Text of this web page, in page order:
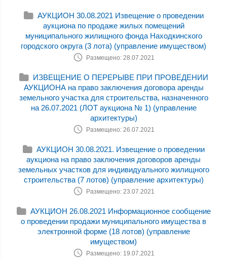
АУКЦИОН 30.08.2021 Извещение о проведении
аукциона по продаже жилых помещений
муниципального жилищного фонда Находкинского
городского округа (3 лота) (управление имуществом)
Размещено: 28.07.2021
ИЗВЕЩЕНИЕ О ПЕРЕРЫВЕ ПРИ ПРОВЕДЕНИИ
АУКЦИОНА на право заключения договора аренды
земельного участка для строительства, назначенного
на 26.07.2021 (ЛОТ аукциона № 1) (управление
архитектуры)
Размещено: 26.07.2021
АУКЦИОН 30.08.2021. Извещение о проведении
аукциона на право заключения договоров аренды
земельных участков для индивидуального жилищного
строительства (7 лотов) (управление архитектуры)
Размещено: 23.07.2021
АУКЦИОН 26.08.2021 Информационное сообщение
о проведении продажи муниципального имущества в
электронной форме (18 лотов) (управление
имуществом)
Размещено: 19.07.2021